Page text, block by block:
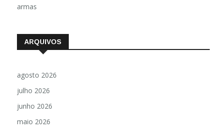
armas
ARQUIVOS
agosto 2026
julho 2026
junho 2026
maio 2026